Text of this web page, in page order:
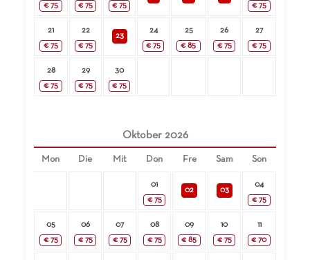
€ 75 € 75 € 75 € 75
21
€ 75
22
€ 75
23
24
€ 75
25
€ 85
26
€ 75
27
€ 75
28
€ 75
29
€ 75
30
€ 75
Oktober 2026
Mon Die Mit Don Fre Sam Son
01
€ 75
02 03
04
€ 75
05
€ 75
06
€ 75
07
€ 75
08
€ 75
09
€ 85
10
€ 75
11
€ 70